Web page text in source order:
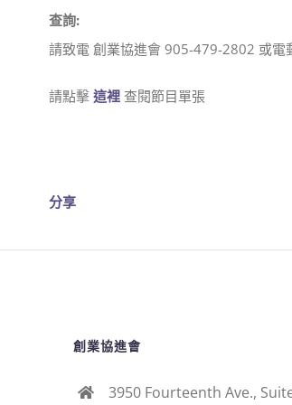
查詢:
請致電 創業協進會 905-479-2802 或電
請點擊 這裡查閱節目單張
分享
創業協進會
3950 Fourteenth Ave.,